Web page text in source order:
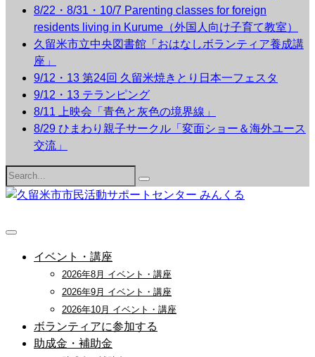
8/22・8/31・10/7 Parenting classes for foreign
residents living in Kurume（外国人向け子育て教室）
久留米市立中央図書館「おはなしボランティア養成講
座」
9/12・13 第24回 久留米焼きとり日本一フェスタ
9/12・13 テランピング
8/11 上映会「青色と灰色の境界線」
8/29 ひまわり親子サークル「変面ショー＆海外ユース
交流」
Search
for:
イベント・講座
2026年8月 イベント・講座
2026年9月 イベント・講座
2026年10月 イベント・講座
ボランティアに参加する
助成金・補助金